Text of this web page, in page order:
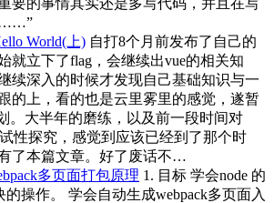
……”
World(上) 自打8个月前发布了自己的
就立下了flag，会继续出vue的相关知
续深入的时候才发现自己基础知识与一
的上，看的也是云里雾里的感觉，遂暂
。大半年的磨练，以及前一段时间对
试性探究，感觉到应该已经到了那个时
了本篇文章。好了废话不…
多页面打包原理 1. 目标 学会node 的
的操作。 学会自动生成webpack多页面入